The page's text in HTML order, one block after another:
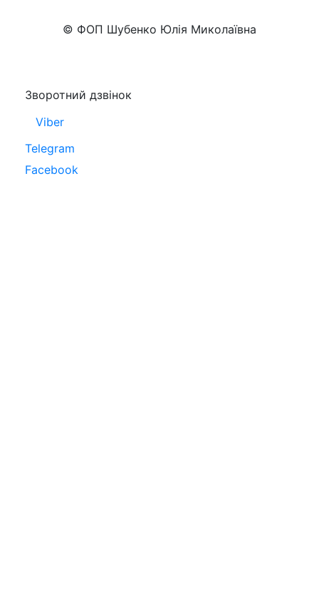
© ФОП Шубенко Юлія Миколаївна
Зворотний дзвінок
Viber
Telegram
Facebook